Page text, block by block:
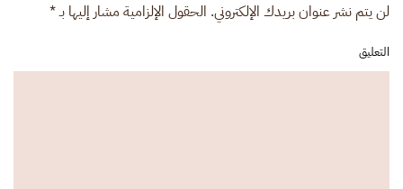
لن يتم نشر عنوان بريدك الإلكتروني. الحقول الإلزامية مشار إليها بـ*
التعليق